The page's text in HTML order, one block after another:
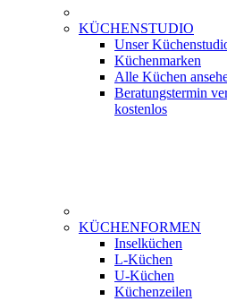
KÜCHENSTUDIO
Unser
Küchenmarken
Alle Küchen
Beratungstermin
kostenlos
KÜCHENFORMEN
Inselküchen
L-Küchen
U-Küchen
Küchenzeilen